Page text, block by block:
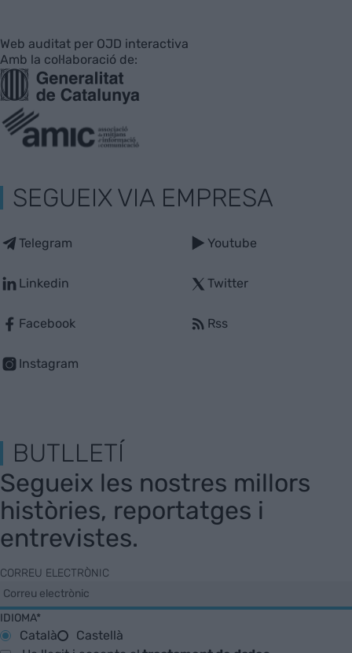
Web auditat per OJD interactiva
Amb la col·laboració de:
SEGUEIX VIA EMPRESA
Telegram
Linkedin
Facebook
Instagram
Youtube
Twitter
Rss
BUTLLETÍ
Segueix les nostres millors
històries, reportatges i
entrevistes.
CORREU ELECTRÒNIC
IDIOMA*
Català
Castellà